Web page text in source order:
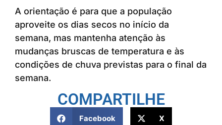
A orientação é para que a população
aproveite os dias secos no início da
semana, mas mantenha atenção às
mudanças bruscas de temperatura e às
condições de chuva previstas para o final da
semana.
COMPARTILHE
Facebook X